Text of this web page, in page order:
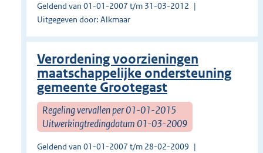
Geldend van 01-01-2007 t/m 31-03-2012
Uitgegeven door: Alkmaar
Verordening voorzieningen
maatschappelijke ondersteuning
gemeente Grootegast
Regeling vervallen per 01-01-2015
Uitwerkingtredingdatum 01-03-2009
Geldend van 01-01-2007 t/m 28-02-2009